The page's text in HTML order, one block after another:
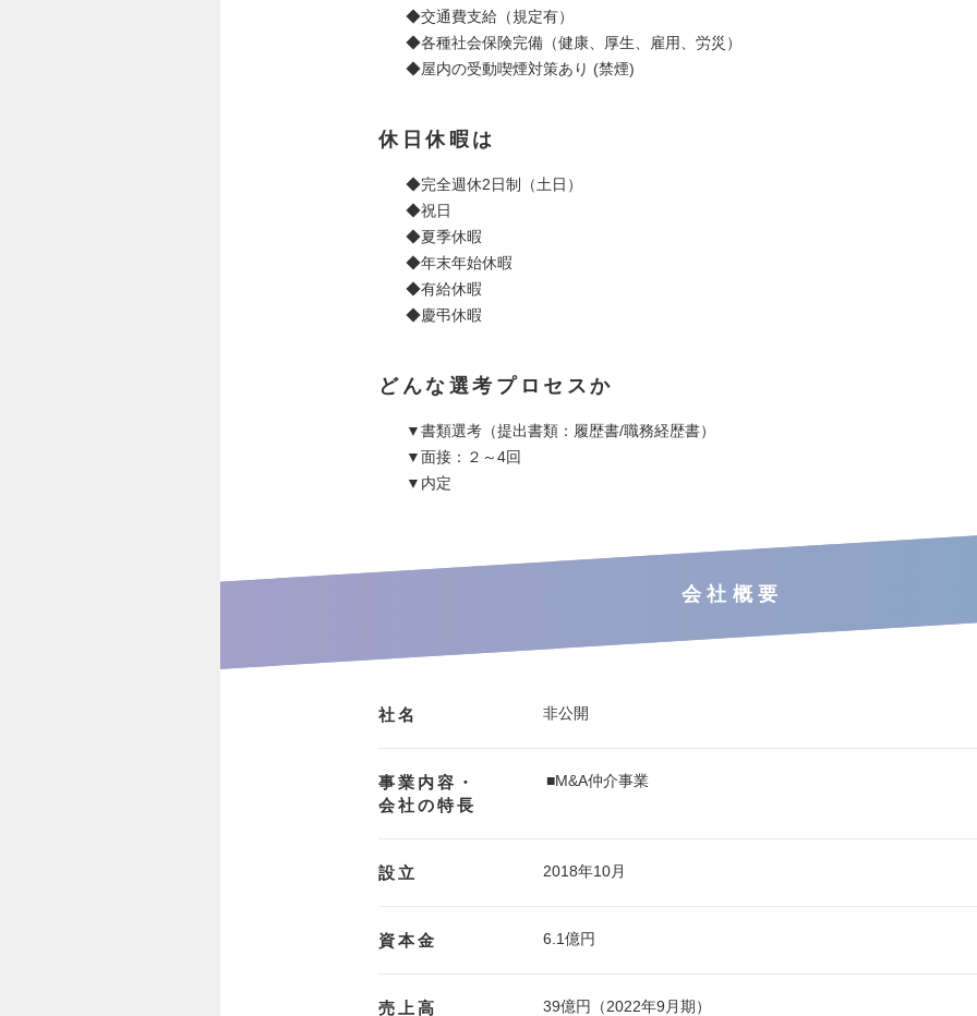
◆交通費支給（規定有）
◆各種社会保険完備（健康、厚生、雇用、労災）
◆屋内の受動喫煙対策あり (禁煙)
休日休暇は
◆完全週休2日制（土日）
◆祝日
◆夏季休暇
◆年末年始休暇
◆有給休暇
◆慶弔休暇
どんな選考プロセスか
▼書類選考（提出書類：履歴書/職務経歴書）
▼面接：２～4回
▼内定
会社概要
社名 非公開
事業内容・
会社の特長
■M&A仲介事業
設立 2018年10月
資本金 6.1億円
売上高 39億円（2022年9月期）